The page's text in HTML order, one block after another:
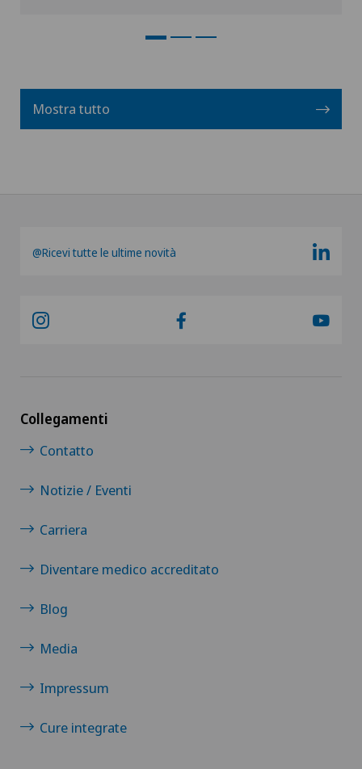
Mostra tutto
@Ricevi tutte le ultime novità
Collegamenti
Contatto
Notizie / Eventi
Carriera
Diventare medico accreditato
Blog
Media
Impressum
Cure integrate